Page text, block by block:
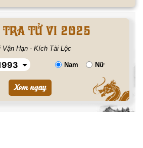
TRA TỬ VI 2025
Vận Hạn - Kích Tài Lộc
Nam Nữ